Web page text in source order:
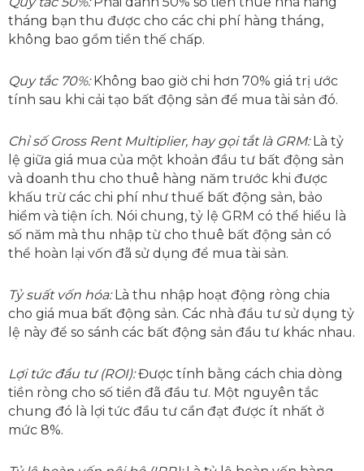
tháng bạn thu được cho các chi phí hàng tháng,
không bao gồm tiền thế chấp.
Quy tắc 70%:Không bao giờ chi hơn 70% giá trị ước
tính sau khi cải tạo bất động sản để mua tài sản đó.
Chỉ số Gross Rent Multiplier, hay gọi tắt là GRM:Là tỷ
lệ giữa giá mua của một khoản đầu tư bất động sản
và doanh thu cho thuê hàng năm trước khi được
khấu trừ các chi phí như thuế bất động sản, bảo
hiểm và tiện ích. Nói chung, tỷ lệ GRM có thể hiểu là
số năm mà thu nhập từ cho thuê bất động sản có
thể hoàn lại vốn đã sử dụng để mua tài sản.
Tỷ suất vốn hóa:Là thu nhập hoạt động ròng chia
cho giá mua bất động sản. Các nhà đầu tư sử dụng tỷ
lệ này để so sánh các bất động sản đầu tư khác nhau.
Lợi tức đầu tư (ROI):Được tính bằng cách chia dòng
tiền ròng cho số tiền đã đầu tư. Một nguyên tắc
chung đó là lợi tức đầu tư cần đạt được ít nhất ở
mức 8%.